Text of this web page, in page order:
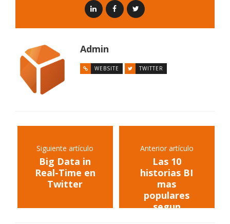
Admin
WEBSITE TWITTER
Siguiente artículo
Big Data in
Real-Time en
Twitter
Anterior artículo
Las 10
historias BI
mas
populares
segun